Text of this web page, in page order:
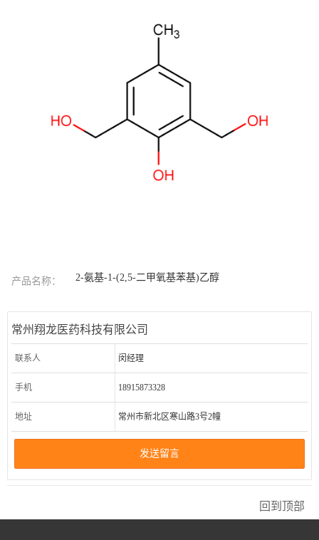
产品名称： 2-氨基-1-(2,5-二甲氧基苯基)乙醇
常州翔龙医药科技有限公司
联系人 闵经理
手机 18915873328
地址 常州市新北区寒山路3号2幢
发送留言
回到顶部